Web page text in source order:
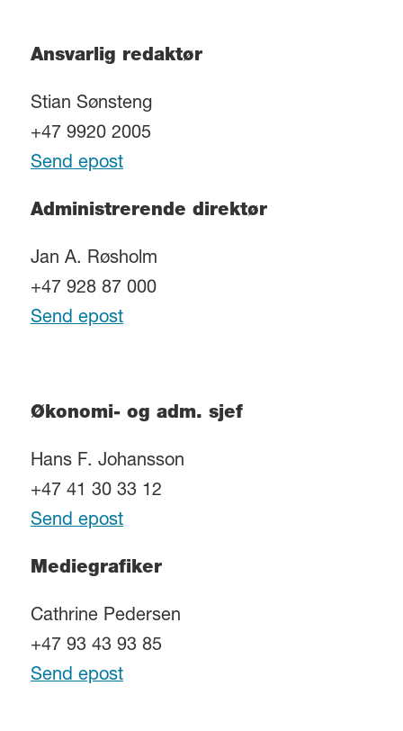
Ansvarlig redaktør
Stian Sønsteng
+47 9920 2005
Send epost
Administrerende direktør
Jan A. Røsholm
+47 928 87 000
Send epost
Økonomi- og adm. sjef
Hans F. Johansson
+47 41 30 33 12
Send epost
Mediegrafiker
Cathrine Pedersen
+47 93 43 93 85
Send epost